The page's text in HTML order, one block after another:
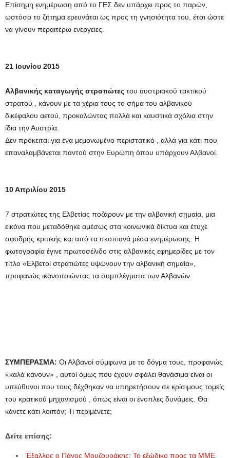
Επίσημη ενημέρωση από το ΓΕΣ δεν υπάρχει προς το παρών,
ωστόσο το ζήτημα ερευνάται ως προς τη γνησιότητα του, έτσι ώστε
να γίνουν περαιτέρω ενέργειες.
21 Ιουνίου 2015
Αλβανικής καταγωγής στρατιώτες του αυστριακού τακτικού
στρατού , κάνουν με τα χέρια τους το σήμα του αλβανικού
δικέφαλου αετού, προκαλώντας πολλά και καυστικά σχόλια στην
ίδια την Αυστρία.
Δεν πρόκειται για ένα μεμονωμένο περιστατικό , αλλά για κάτι που
επαναλαμβάνεται παντού στην Ευρώπη όπου υπάρχουν Αλβανοί.
10 Απριλίου 2015
7 στρατιώτες της Ελβετίας ποζάρουν με την αλβανική σημαία, μια
εικόνα που μεταδόθηκε αμέσως στα κοινωνικά δίκτυα και έτυχε
σφοδρής κριτικής και από τα σκοπιανά μέσα ενημέρωσης. Η
φωτογραφία έγινε πρωτοσέλιδο στις αλβανικές εφημερίδες με τον
τίτλο «Ελβετοί στρατιώτες υψώνουν την αλβανική σημαία»,
προφανώς ικανοποιώντας τα συμπλέγματα των Αλβανών.
ΣΥΜΠΕΡΑΣΜΑ: Οι Αλβανοί σύμφωνα με το δόγμα τους, προφανώς
«καλά κάνουν» , αυτοί όμως που έχουν σφάλει θανάσιμα είναι οι
υπεύθυνοι που τους δέχθηκαν να υπηρετήσουν σε κρίσιμους τομείς
του κρατικού μηχανισμού , όπως είναι οι ένοπλες δυνάμεις. Θα
κάνετε κάτι λοιπόν; Τι περιμένετε;
Δείτε επίσης:
Έξαλλος ο Πάνος Μουζουράκης: Το εξώδικο προς τα ΜΜΕ